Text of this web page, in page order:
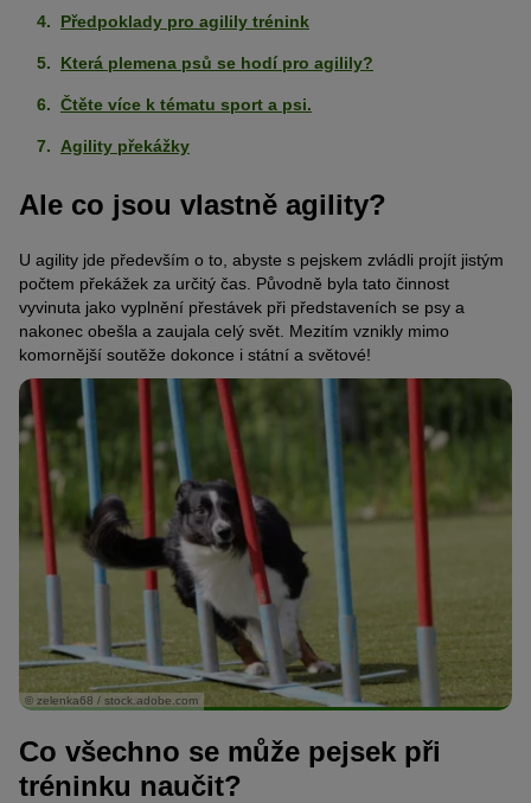
Předpoklady pro agilily trénink
Která plemena psů se hodí pro agilily?
Čtěte více k tématu sport a psi.
Agility překážky
Ale co jsou vlastně agility?
U agility jde především o to, abyste s pejskem zvládli projít jistým
počtem překážek za určitý čas. Původně byla tato činnost
vyvinuta jako vyplnění přestávek při představeních se psy a
nakonec obešla a zaujala celý svět. Mezitím vznikly mimo
komornější soutěže dokonce i státní a světové!
© zelenka68 / stock.adobe.com
Co všechno se může pejsek při
tréninku naučit?